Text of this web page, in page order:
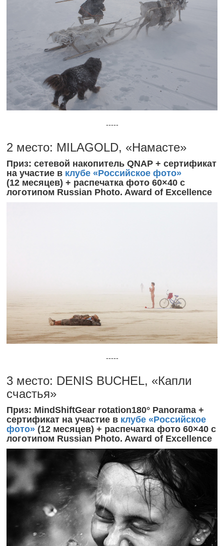
-----
2 место: MILAGOLD, «Намасте»
Приз: сетевой накопитель QNAP + сертификат
на участие в клубе «Российское фото»
(12 месяцев) + распечатка фото 60×40 с
логотипом Russian Photo. Award of Excellence
-----
3 место: DENIS BUCHEL, «Капли
счастья»
Приз: MindShiftGear rotation180° Panorama +
сертификат на участие в клубе «Российское
фото» (12 месяцев) + распечатка фото 60×40 с
логотипом Russian Photo. Award of Excellence